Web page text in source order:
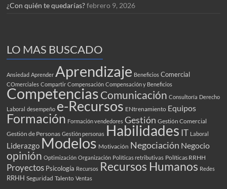
¿Con quién te quedarías? febrero 9, 2026
LO MAS BUSCADO
Ansiedad Aprender Aprendizaje Beneficios Comercial
COmerciales Compartir Compensación Compensación y Beneficios
Competencias Comunicación Consultoría Derecho
Laboral desempeño e-Recursos ENtrenamiento Equipos
Formación Formación vendedores Gestión Gestión Comercial
Gestión de Personas Gestión personas Habilidades IT Laboral
Liderazgo Modelos Motivación Negociación Negocio
opinión Optimización Organización Políticas retributivas Políticas RRHH
Proyectos Psicología Recursos Recursos Humanos Redes
RRHH Seguridad Talento Ventas